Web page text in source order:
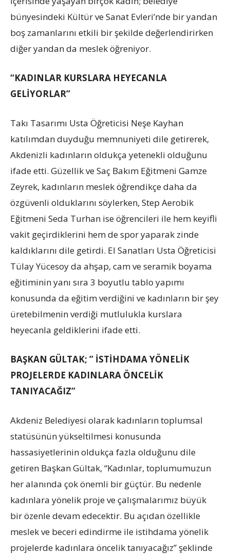
bünyesindeki Kültür ve Sanat Evleri’nde bir yandan
boş zamanlarını etkili bir şekilde değerlendirirken
diğer yandan da meslek öğreniyor.
“KADINLAR KURSLARA HEYECANLA
GELİYORLAR”
Takı Tasarımı Usta Öğreticisi Neşe Kayhan
katılımdan duyduğu memnuniyeti dile getirerek,
Akdenizli kadınların oldukça yetenekli olduğunu
ifade etti. Güzellik ve Saç Bakım Eğitmeni Gamze
Zeyrek, kadınların meslek öğrendikçe daha da
özgüvenli olduklarını söylerken, Step Aerobik
Eğitmeni Seda Turhan ise öğrencileri ile hem keyifli
vakit geçirdiklerini hem de spor yaparak zinde
kaldıklarını dile getirdi. El Sanatları Usta Öğreticisi
Tülay Yücesoy da ahşap, cam ve seramik boyama
eğitiminin yanı sıra 3 boyutlu tablo yapımı
konusunda da eğitim verdiğini ve kadınların bir şey
üretebilmenin verdiği mutlulukla kurslara
heyecanla geldiklerini ifade etti.
BAŞKAN GÜLTAK; ” İSTİHDAMA YÖNELİK
PROJELERDE KADINLARA ÖNCELİK
TANIYACAĞIZ”
Akdeniz Belediyesi olarak kadınların toplumsal
statüsünün yükseltilmesi konusunda
hassasiyetlerinin oldukça fazla olduğunu dile
getiren Başkan Gültak, “Kadınlar, toplumumuzun
her alanında çok önemli bir güçtür. Bu nedenle
kadınlara yönelik proje ve çalışmalarımız büyük
bir özenle devam edecektir. Bu açıdan özellikle
meslek ve beceri edindirme ile istihdama yönelik
projelerde kadınlara öncelik tanıyacağız” şeklinde